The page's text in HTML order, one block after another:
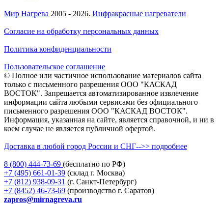
Мир Нагрева 2005 - 2026. Инфракрасные нагреватели
Согласие на обработку персональных данных
Политика конфиденциальности
Пользовательское соглашение
© Полное или частичное использование материалов сайта
только с письменного разрешения ООО "КАСКАД
ВОСТОК". Запрещается автоматизированное извлечение
информации сайта любыми сервисами без официального
письменного разрешения ООО "КАСКАД ВОСТОК".
Информация, указанная на сайте, является справочной, и ни в
коем случае не является публичной офертой.
Доставка в любой город России и СНГ-->> подробнее
8 (800) 444-73-69 (бесплатно по РФ)
+7 (495) 661-01-39 (склад г. Москва)
+7 (812) 938-09-31 (г. Санкт-Петербург)
+7 (8452) 46-73-69 (производство г. Саратов)
zapros@mirnagreva.ru